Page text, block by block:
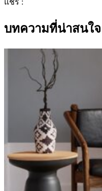
แชร์ :
บทความที่น่าสนใจ